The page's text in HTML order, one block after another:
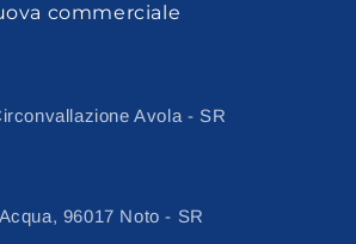
commerciale
Avola - SR
96017 Noto - SR